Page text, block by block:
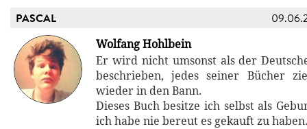
PASCAL
Wolfang Hohlbein
Er wird nicht umsonst als der
beschrieben, jedes seiner Bücher
wieder in den Bann.
Dieses Buch besitze ich selbst als
ich habe nie bereut es gekauft zu